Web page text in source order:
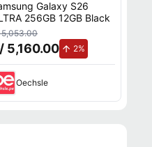
Galaxy S26
256GB 12GB Black
5,053.00
5,160.00 2%
Oechsle